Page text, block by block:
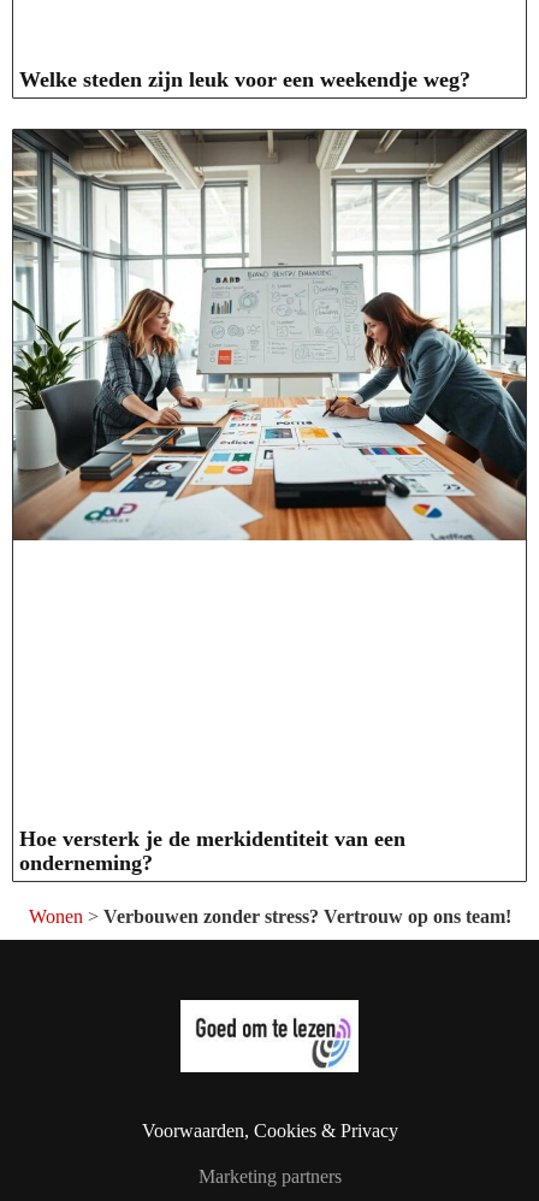
Welke steden zijn leuk voor een weekendje weg?
Hoe versterk je de merkidentiteit van een
onderneming?
Wonen > Verbouwen zonder stress? Vertrouw op ons team!
Voorwaarden, Cookies & Privacy
Marketing partners